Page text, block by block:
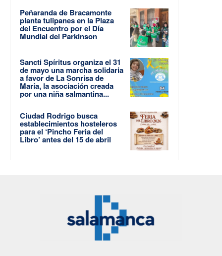
Peñaranda de Bracamonte
planta tulipanes en la Plaza
del Encuentro por el Día
Mundial del Parkinson
Sancti Spíritus organiza el 31
de mayo una marcha solidaria
a favor de La Sonrisa de
María, la asociación creada
por una niña salmantina...
Ciudad Rodrigo busca
establecimientos hosteleros
para el ‘Pincho Feria del
Libro’ antes del 15 de abril